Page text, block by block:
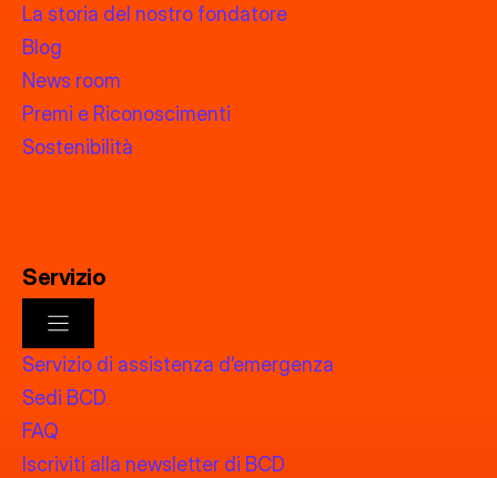
La storia del nostro fondatore
Blog
News room
Premi e Riconoscimenti
Sostenibilità
Servizio
Servizio di assistenza d’emergenza
Sedi BCD
FAQ
Iscriviti alla newsletter di BCD